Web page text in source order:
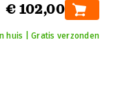
€ 102,00
huis | Gratis verzonden